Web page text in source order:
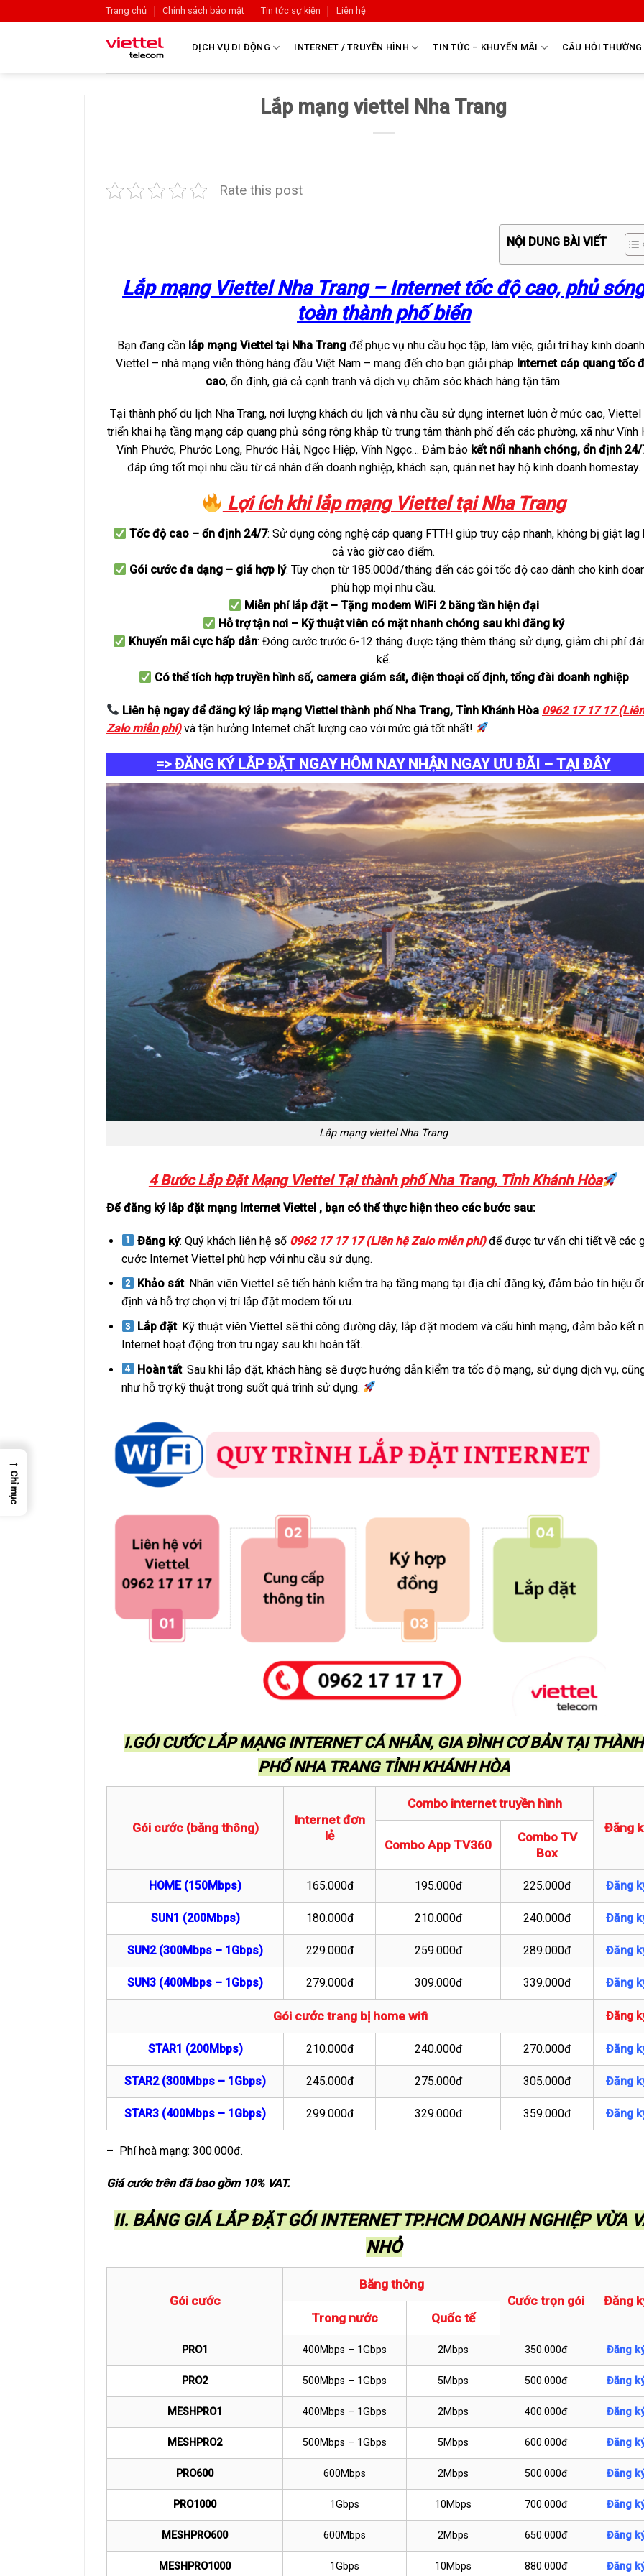
Trang chủ Chính sách bảo mật Tin tức sự kiện Liên hệ
DỊCH VỤ DI ĐỘNG INTERNET / TRUYỀN HÌNH TIN TỨC – KHUYẾN MÃI CÂU HỎI THƯỜNG
Lắp mạng viettel Nha Trang
Rate this post
NỘI DUNG BÀI VIẾT
Lắp mạng Viettel Nha Trang – Internet tốc độ cao, phủ
toàn thành phố biển
Bạn đang cần lắp mạng Viettel tại Nha Trangđể phục vụ nhu cầu học tập, làm việc, giải trí hay kinh
Viettel – nhà mạng viễn thông hàng đầu Việt Nam – mang đến cho bạn giải pháp Internet cáp quang tốc
cao, ổn định, giá cả cạnh tranh và dịch vụ chăm sóc khách hàng tận tâm.
Tại thành phố du lịch Nha Trang, nơi lượng khách du lịch và nhu cầu sử dụng internet luôn ở mức cao, Viettel
triển khai hạ tầng mạng cáp quang phủ sóng rộng khắp từ trung tâm thành phố đến các phường, xã như Vĩnh
Vĩnh Phước, Phước Long, Phước Hải, Ngọc Hiệp, Vĩnh Ngọc… Đảm bảo kết nối nhanh chóng, ổn định
đáp ứng tốt mọi nhu cầu từ cá nhân đến doanh nghiệp, khách sạn, quán net hay hộ kinh doanh homestay.
Lợi ích khi lắp mạng Viettel tại Nha Trang
Tốc độ cao – ổn định 24/7: Sử dụng công nghệ cáp quang FTTH giúp truy cập nhanh, không bị giật lag
cả vào giờ cao điểm.
Gói cước đa dạng – giá hợp lý: Tùy chọn từ 185.000đ/tháng đến các gói tốc độ cao dành cho kinh
phù hợp mọi nhu cầu.
Miễn phí lắp đặt – Tặng modem WiFi 2 băng tần hiện đại
Hỗ trợ tận nơi – Kỹ thuật viên có mặt nhanh chóng sau khi đăng ký
Khuyến mãi cực hấp dẫn: Đóng cước trước 6-12 tháng được tặng thêm tháng sử dụng, giảm chi phí
kể.
Có thể tích hợp truyền hình số, camera giám sát, điện thoại cố định, tổng đài doanh nghiệp
Liên hệ ngay để đăng ký lắp mạng Viettel thành phố Nha Trang, Tỉnh Khánh Hòa 0962 17 17 17
Zalo miễn phí)và tận hưởng Internet chất lượng cao với mức giá tốt nhất!
=> ĐĂNG KÝ LẮP ĐẶT NGAY HÔM NAY NHẬN NGAY ƯU ĐÃI – TẠI ĐÂY
Lắp mạng viettel Nha Trang
4 Bước Lắp Đặt Mạng Viettel Tại thành phố Nha Trang, Tỉnh Khánh Hòa
Để đăng ký lắp đặt mạng Internet Viettel , bạn có thể thực hiện theo các bước sau:
Đăng ký: Quý khách liên hệ số 0962 17 17 17 (Liên hệ Zalo miễn phí) để được tư vấn chi tiết về các
cước Internet Viettel phù hợp với nhu cầu sử dụng.
Khảo sát: Nhân viên Viettel sẽ tiến hành kiểm tra hạ tầng mạng tại địa chỉ đăng ký, đảm bảo tín hiệu
định và hỗ trợ chọn vị trí lắp đặt modem tối ưu.
Lắp đặt: Kỹ thuật viên Viettel sẽ thi công đường dây, lắp đặt modem và cấu hình mạng, đảm bảo kết
Internet hoạt động trơn tru ngay sau khi hoàn tất.
Hoàn tất: Sau khi lắp đặt, khách hàng sẽ được hướng dẫn kiểm tra tốc độ mạng, sử dụng dịch vụ,
như hỗ trợ kỹ thuật trong suốt quá trình sử dụng.
I.GÓI CƯỚC LẮP MẠNG INTERNET CÁ NHÂN, GIA ĐÌNH CƠ BẢN TẠI THÀNH
PHỐ NHA TRANG TỈNH KHÁNH HÒA
Gói cước (băng thông)
Internet đơn
lẻ
Combo internet truyền hình
Đăng
Combo App TV360
Combo TV
Box
HOME (150Mbps) 165.000đ 195.000đ 225.000đ Đăng
SUN1 (200Mbps) 180.000đ 210.000đ 240.000đ Đăng
SUN2 (300Mbps – 1Gbps) 229.000đ 259.000đ 289.000đ Đăng
SUN3 (400Mbps – 1Gbps) 279.000đ 309.000đ 339.000đ Đăng
Gói cước trang bị home wifi Đăng
STAR1 (200Mbps) 210.000đ 240.000đ 270.000đ Đăng
STAR2 (300Mbps – 1Gbps) 245.000đ 275.000đ 305.000đ Đăng
STAR3 (400Mbps – 1Gbps) 299.000đ 329.000đ 359.000đ Đăng
– Phí hoà mạng: 300.000đ.
Giá cước trên đã bao gồm 10% VAT.
II. BẢNG GIÁ LẮP ĐẶT GÓI INTERNET TP.HCM DOANH NGHIỆP VỪA
NHỎ
Gói cước
Băng thông
Cước trọn gói
Đăng
Trong nước
Quốc tế
PRO1 400Mbps – 1Gbps 2Mbps 350.000đ Đăng
PRO2 500Mbps – 1Gbps 5Mbps 500.000đ Đăng
MESHPRO1 400Mbps – 1Gbps 2Mbps 400.000đ Đăng
MESHPRO2 500Mbps – 1Gbps 5Mbps 600.000đ Đăng
PRO600 600Mbps 2Mbps 500.000đ Đăng
PRO1000 1Gbps 10Mbps 700.000đ Đăng
MESHPRO600 600Mbps 2Mbps 650.000đ Đăng
MESHPRO1000 1Gbps 10Mbps 880.000đ Đăng
→
Chỉ mục